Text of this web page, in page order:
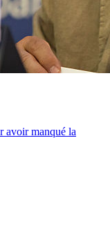
avoir manqué la